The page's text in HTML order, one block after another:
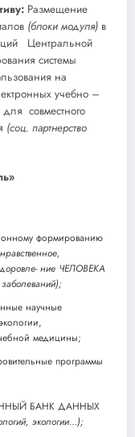
Размещение
(блоки модуля) в
Центральной
системы
на
учебно –
совместного
(соц. партнерство
формированию
ние ЧЕЛОВЕКА
научные
медицины;
программы
БАНК ДАННЫХ
экологии…);